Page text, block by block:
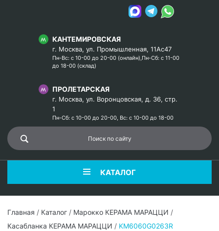
КАНТЕМИРОВСКАЯ
г. Москва, ул. Промышленная, 11Ас47
Пн-Вс: с 10-00 до 20-00 (онлайн),Пн-Сб: с 11-00
до 18-00 (склад)
ПРОЛЕТАРСКАЯ
г. Москва, ул. Воронцовская, д. 36, стр.
1
Пн-Сб: с 10-00 до 20-00, Вс: с 10-00 до 18-00
КАТАЛОГ
Главная / Каталог / Марокко КЕРАМА МАРАЦЦИ /
Касабланка КЕРАМА МАРАЦЦИ / KM6060G0263R